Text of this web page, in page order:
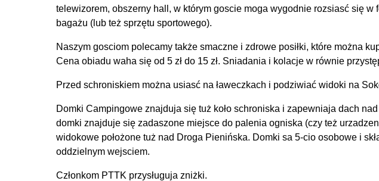
telewizorem, obszerny hall, w którym goscie moga wygodnie rozsiasć się
bagażu (lub też sprzętu sportowego).
Naszym gosciom polecamy także smaczne i zdrowe posiłki, które można
Cena obiadu waha się od 5 zł do 15 zł. Sniadania i kolacje w równie
Przed schroniskiem można usiasć na ławeczkach i podziwiać widoki na
Domki Campingowe znajduja się tuż koło schroniska i zapewniaja dach
domki znajduje się zadaszone miejsce do palenia ogniska (czy też
widokowe położone tuż nad Droga Pienińska. Domki sa 5-cio osobowe i
oddzielnym wejsciem.
Członkom PTTK przysługuja zniżki.